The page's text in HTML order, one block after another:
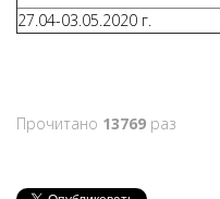
27.04-03.05.2020 г.
Прочитано 13769 раз